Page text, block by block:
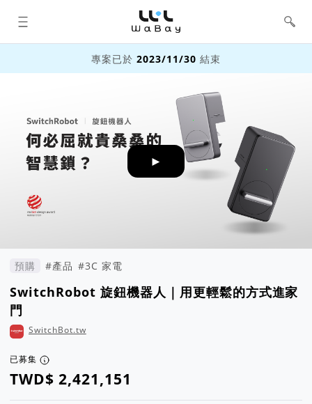
WaBay 挖貝 | 台灣最值得信賴的群眾
集資 / 群眾募資平台
專案已於2023/11/30 結束
►
預購 #產品 #3C 家電
SwitchRobot 旋鈕機器人｜用更輕鬆的方式進家
門
SwitchBot.tw
已募集